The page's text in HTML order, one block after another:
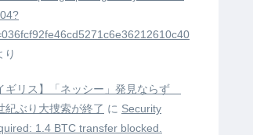
り
ギリス】「ネッシー」発見ならず
紀ぶり大捜索が終了 に Security
1.4 BTC transfer blocked.